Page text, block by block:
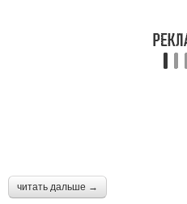
читать дальше →